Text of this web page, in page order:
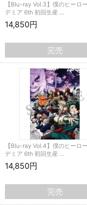
【Blu-ray Vol.3】僕のヒーロ
デミア 6th 初回生産 …
14,850円
完売
【Blu-ray Vol.4】僕のヒーロ
デミア 6th 初回生産 …
14,850円
完売